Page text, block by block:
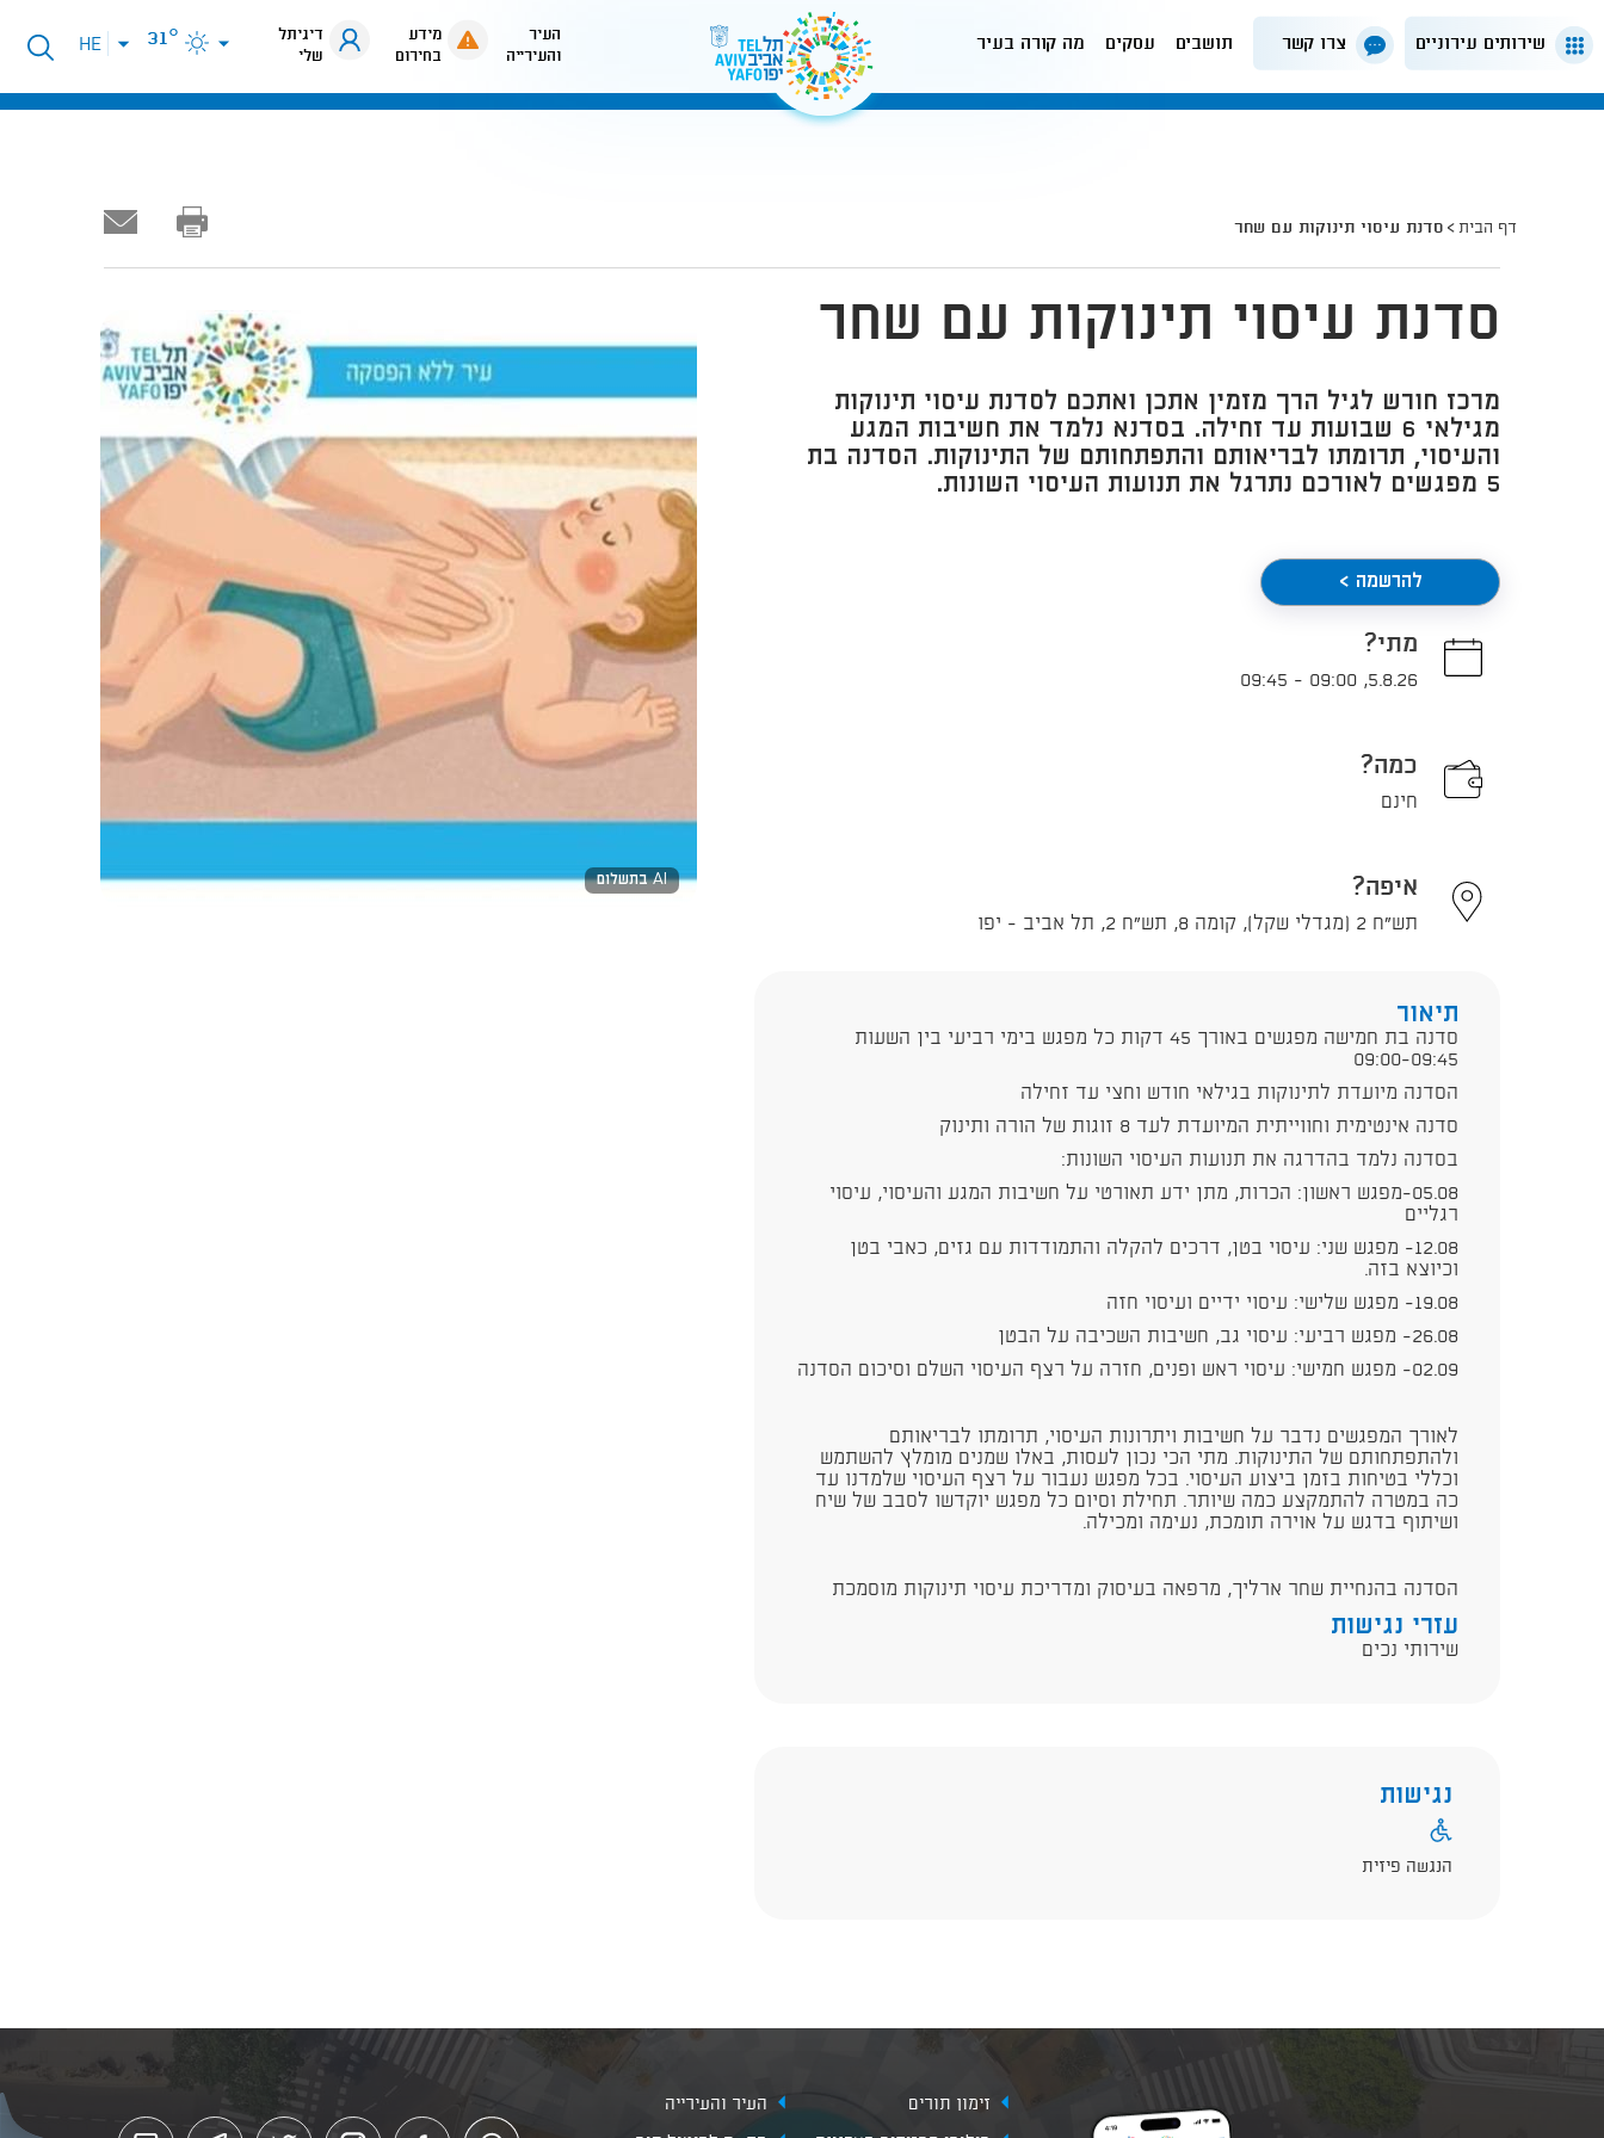
שירותים עירוניים צרו קשר תושבים עסקים מה קורה בעיר
העיר
והעירייה
מידע
בחירום
דיגיתל
שלי
31°
פתיחת
תפריט
HE
דף הבית סדנת עיסוי תינוקות עם שחר
AI בתשלום
סדנת עיסוי תינוקות עם שחר
מרכז חורש לגיל הרך מזמין אתכן ואתכם לסדנת עיסוי תינוקות
מגילאי 6 שבועות עד זחילה. בסדנא נלמד את חשיבות המגע
והעיסוי, תרומתו לבריאותם והתפתחותם של התינוקות. הסדנה בת
5 מפגשים לאורכם נתרגל את תנועות העיסוי השונות.
להרשמה >
מתי?
5.8.26
,
09:00
-
09:45
כמה?
חינם
איפה?
תש"ח 2 (מגדלי שקל), קומה 8, תש"ח 2, תל אביב - יפו
תיאור
סדנה בת חמישה מפגשים באורך 45 דקות כל מפגש בימי רביעי בין השעות
09:00-09:45
הסדנה מיועדת לתינוקות בגילאי חודש וחצי עד זחילה
סדנה אינטימית וחווייתית המיועדת לעד 8 זוגות של הורה ותינוק
בסדנה נלמד בהדרגה את תנועות העיסוי השונות:
05.08-מפגש ראשון: הכרות, מתן ידע תאורטי על חשיבות המגע והעיסוי, עיסוי
רגליים
12.08- מפגש שני: עיסוי בטן, דרכים להקלה והתמודדות עם גזים, כאבי בטן
וכיוצא בזה.
19.08- מפגש שלישי: עיסוי ידיים ועיסוי חזה
26.08- מפגש רביעי: עיסוי גב, חשיבות השכיבה על הבטן
02.09- מפגש חמישי: עיסוי ראש ופנים, חזרה על רצף העיסוי השלם וסיכום הסדנה
לאורך המפגשים נדבר על חשיבות ויתרונות העיסוי, תרומתו לבריאותם
ולהתפתחותם של התינוקות. מתי הכי נכון לעסות, באלו שמנים מומלץ להשתמש
וכללי בטיחות בזמן ביצוע העיסוי. בכל מפגש נעבור על רצף העיסוי שלמדנו עד
כה במטרה להתמקצע כמה שיותר. תחילת וסיום כל מפגש יוקדשו לסבב של שיח
ושיתוף בדגש על אוירה תומכת, נעימה ומכילה.
הסדנה בהנחיית שחר ארליך, מרפאה בעיסוק ומדריכת עיסוי תינוקות מוסמכת
עזרי נגישות
שירותי נכים
נגישות
הנגשה פיזית
זימון תורים
העיר והעירייה